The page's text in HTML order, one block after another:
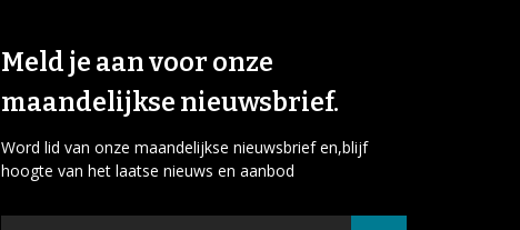
Meld je aan voor onze
maandelijkse nieuwsbrief.
Word lid van onze maandelijkse nieuwsbrief en,blijf
hoogte van het laatse nieuws en aanbod